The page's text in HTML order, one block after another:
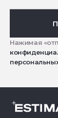
Нажимая